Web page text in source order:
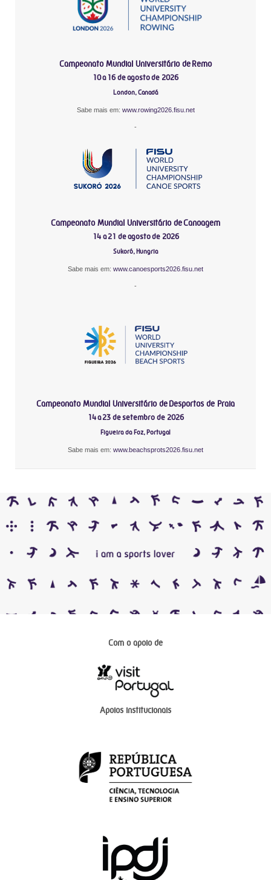
Campeonato Mundial Universitário de Remo
10 a 16 de agosto de 2026
London, Canadá
Sabe mais em: www.rowing2026.fisu.net
-
Campeonato Mundial Universitário de Canoagem
14 a 21 de agosto de 2026
Sukoró, Hungria
Sabe mais em: www.canoesports2026.fisu.net
-
Campeonato Mundial Universitário de Desportos de Praia
14 a 23 de setembro de 2026
Figueira da Foz, Portugal
Sabe mais em: www.beachsprots2026.fisu.net
Com o apoio de
Apoios institucionais